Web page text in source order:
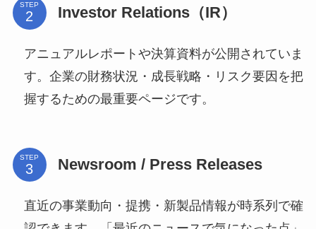
STEP Investor Relations（IR）
アニュアルレポートや決算資料が公開されていま
す。企業の財務状況・成長戦略・リスク要因を把
握するための最重要ページです。
STEP Newsroom / Press Releases
直近の事業動向・提携・新製品情報が時系列で確